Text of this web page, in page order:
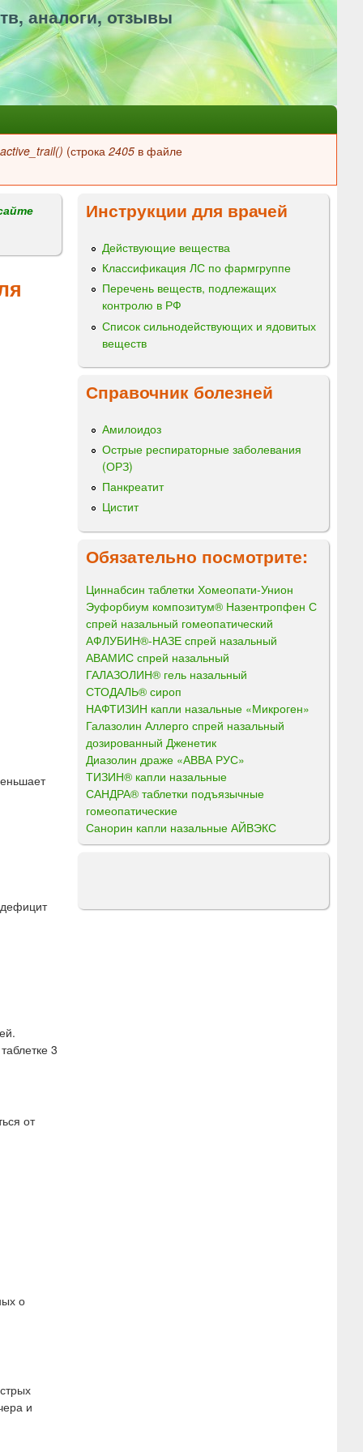
аналоги, отзывы
(строка 2405 в файле
3
от
о
и
Инструкции для врачей
Действующие вещества
Классификация ЛС по фармгруппе
Перечень веществ, подлежащих
контролю в РФ
Список сильнодействующих и ядовитых
веществ
Справочник болезней
Амилоидоз
Острые респираторные заболевания
(ОРЗ)
Панкреатит
Цистит
Обязательно посмотрите:
Циннабсин таблетки Хомеопати-Унион
Эуфорбиум композитум® Назентропфен С
спрей назальный гомеопатический
АФЛУБИН®-НАЗЕ спрей назальный
АВАМИС спрей назальный
ГАЛАЗОЛИН® гель назальный
СТОДАЛЬ® сироп
НАФТИЗИН капли назальные «Микроген»
Галазолин Аллерго спрей назальный
дозированный Дженетик
Диазолин драже «АВВА РУС»
ТИЗИН® капли назальные
САНДРА® таблетки подъязычные
гомеопатические
Санорин капли назальные АЙВЭКС